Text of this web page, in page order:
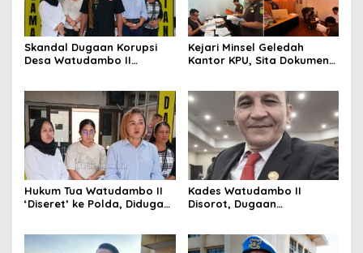
Skandal Dugaan Korupsi
Desa Watudambo II
Jalan Ratusan Juta Disorot
Kejari Minsel Geledah
Kantor KPU, Sita Dokumen
Hukum Tua Watudambo II
‘Diseret’ ke Polda, Diduga
Kades Watudambo II
Disorot, Dugaan
Dilaporkan ke Polda Sulut